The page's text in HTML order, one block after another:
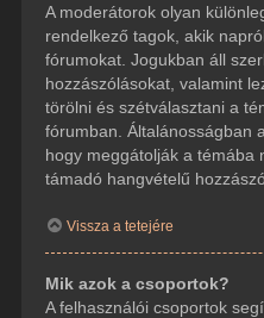
A moderátorok olyan
rendelkező tagok, akik
fórumokat. Jogukban áll
hozzászólásokat, valamint
törölni és szétválasztani a
fórumban. Általánosságban
hogy meggátolják a témába
támadó hangvételű
Vissza a tetejére
Mik azok a csoportok?
A felhasználói csoportok